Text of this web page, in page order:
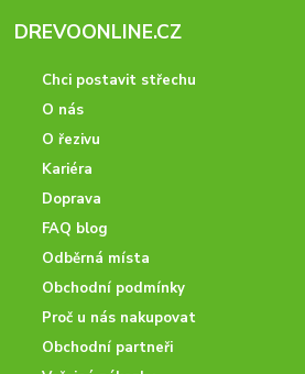
DREVOONLINE.CZ
Chci postavit střechu
O nás
O řezivu
Kariéra
Doprava
FAQ blog
Odběrná místa
Obchodní podmínky
Proč u nás nakupovat
Obchodní partneři